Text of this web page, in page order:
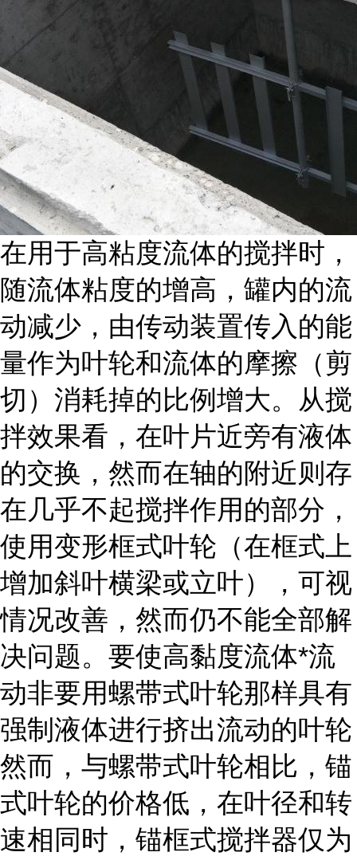
在用于高粘度流体的搅拌时，
随流体粘度的增高，罐内的流
动减少，由传动装置传入的能
量作为叶轮和流体的摩擦（剪
切）消耗掉的比例增大。从搅
拌效果看，在叶片近旁有液体
的交换，然而在轴的附近则存
在几乎不起搅拌作用的部分，
使用变形框式叶轮（在框式上
增加斜叶横梁或立叶），可视
情况改善，然而仍不能全部解
决问题。要使高黏度流体*流
动非要用螺带式叶轮那样具有
强制液体进行挤出流动的叶轮
然而，与螺带式叶轮相比，锚
式叶轮的价格低，在叶径和转
速相同时，锚框式搅拌器仅为